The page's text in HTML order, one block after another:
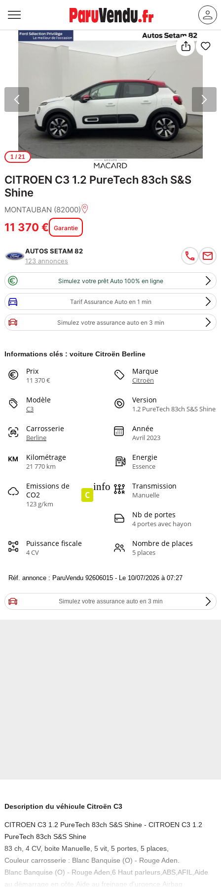
1/ 21
CITROEN C3 1.2 PureTech 83ch S&S
Shine
MONTAUBAN (82000)
11 370 € Garantie
AUTOS SETAM 82
123 annonces
Simulez votre prêt Auto 100% en ligne
Tarif Assurance Auto en 1 min
Simulez votre assurance auto en 3 min
Informations clés : voiture Citroën Berline
Prix
11 370 €
Marque
Citroën
Modèle
C3
Version
1.2 PureTech 83ch S&S Shine
Carrosserie
Berline
Année
Avril 2023
Kilométrage
21 770 km
Energie
Essence
Emissions de
CO2
123 g/km
C
info Transmission
Manuelle
Nb de portes
4 portes avec hayon
Puissance fiscale
4 CV
Nombre de places
5 places
Réf. annonce : ParuVendu 92606015 - Le 10/07/2026 à 07:27
Simulez votre assurance auto en 3 min
Description du véhicule Citroën C3
CITROEN C3 1.2 PureTech 83ch S&S Shine - CITROEN C3 1.2
PureTech 83ch S&S Shine
83 ch, 4 CV, boite Manuelle, 5 vit, 5 portes, 5 places,
Couleur carrosserie : Blanc Banquise (O) - Rouge Aden.
Blanc Banquise (O) - Rouge Aden,6 Haut parleurs,ABS,AFIL,Aide
au démarrage en côte,Aide au freinage d'urgence,Airbag